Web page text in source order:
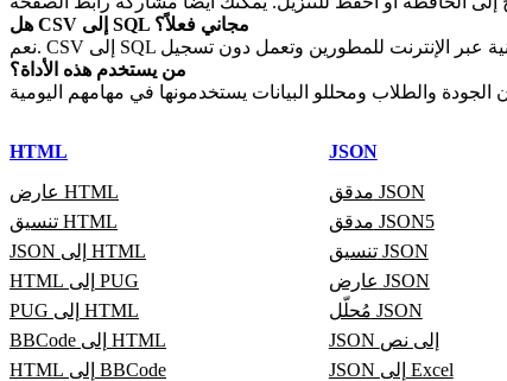
هل CSV إلى SQL مجاني فعلاً؟
من يستخدم هذه الأداة؟
HTML
عارض HTML
تنسيق HTML
JSON إلى HTML
HTML إلى PUG
PUG إلى HTML
BBCode إلى HTML
HTML إلى BBCode
JSON
مدقق JSON
مدقق JSON5
تنسيق JSON
عارض JSON
مُحلّل JSON
JSON إلى نص
JSON إلى Excel